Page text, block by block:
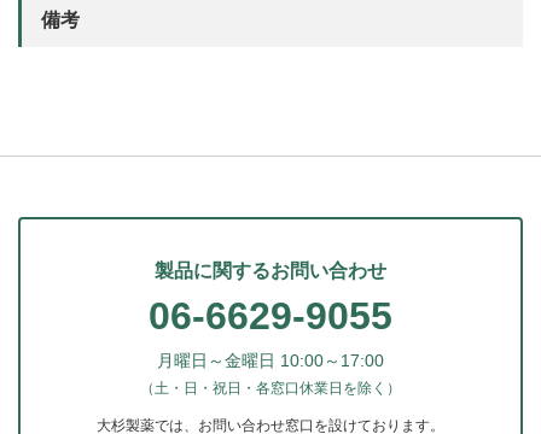
備考
製品に関するお問い合わせ
06-6629-9055
月曜日～金曜日 10:00～17:00
（土・日・祝日・各窓口休業日を除く）
大杉製薬では、お問い合わせ窓口を設けております。